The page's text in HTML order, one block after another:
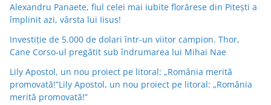
Alexandru Panaete, fiul celei mai iubite florărese din Pitești a
împlinit azi, vârsta lui Iisus!
Investiție de 5.000 de dolari într-un viitor campion. Thor,
Cane Corso-ul pregătit sub îndrumarea lui Mihai Nae
Lily Apostol, un nou proiect pe litoral: „România merită
promovată!”Lily Apostol, un nou proiect pe litoral: „România
merită promovată!”